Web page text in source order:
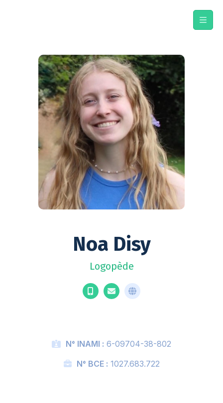
Noa Disy
Logopède
N° INAMI : 6-09704-38-802
N° BCE : 1027.683.722